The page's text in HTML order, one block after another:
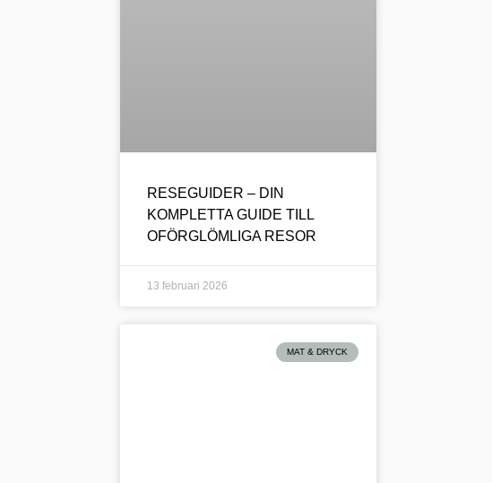
RESEGUIDER – DIN
KOMPLETTA GUIDE TILL
OFÖRGLÖMLIGA RESOR
13 februari 2026
MAT & DRYCK